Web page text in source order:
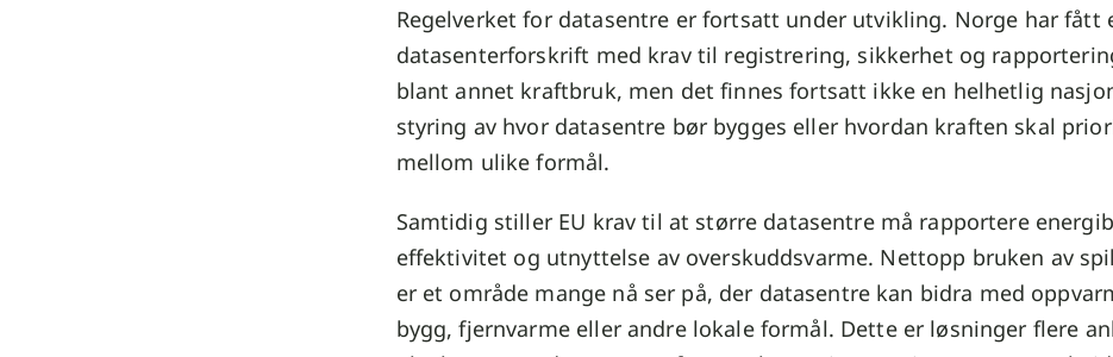
Regelverket for datasentre er fortsatt under utvikling. Norge har fått
datasenterforskrift med krav til registrering, sikkerhet og
blant annet kraftbruk, men det finnes fortsatt ikke en helhetlig
styring av hvor datasentre bør bygges eller hvordan kraften skal
mellom ulike formål.
Samtidig stiller EU krav til at større datasentre må rapportere
effektivitet og utnyttelse av overskuddsvarme. Nettopp bruken av
er et område mange nå ser på, der datasentre kan bidra med
bygg, fjernvarme eller andre lokale formål. Dette er løsninger flere